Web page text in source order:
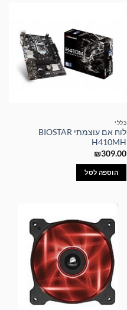
כללי
לוח אם עוצמתי BIOSTAR
H410MH
₪309.00
הוספה לסל